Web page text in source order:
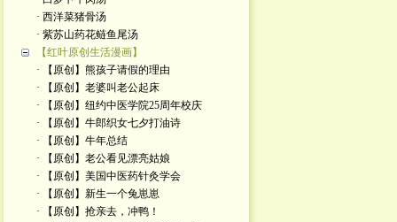
· 西洋菜猪骨汤
· 紫苏山药花鲢鱼尾汤
【红叶原创生活漫画】
· 【原创】熊孩子请假的理由
· 【原创】老婆叫老公起床
· 【原创】纽约中医学院25周年校庆
· 【原创】牛郎织女七夕打油诗
· 【原创】牛年总结
· 【原创】老公看见漂亮姑娘
· 【原创】美国中医药针灸学会
· 【原创】新生一个兔崽崽
· 【原创】抢亲去，冲鸭！